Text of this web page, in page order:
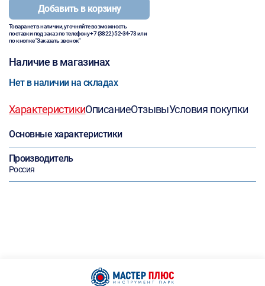
Добавить в корзину
Товара нет в наличии, уточняйте возможность
поставки под заказ по телефону+7 (3822) 52-34-73или
по кнопке "Заказать звонок"
Наличие в магазинах
Нет в наличии на складах
ХарактеристикиОписаниеОтзывыУсловия покупки
Основные характеристики
Производитель
Россия